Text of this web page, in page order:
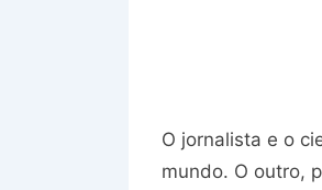
O jornalista e o
mundo. O outro,